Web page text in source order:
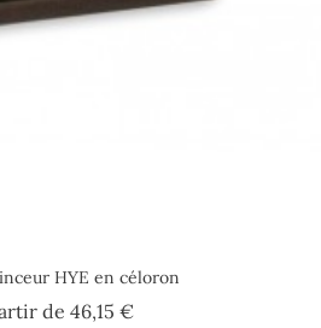
HYE en céloron
de 46,15 €Prix